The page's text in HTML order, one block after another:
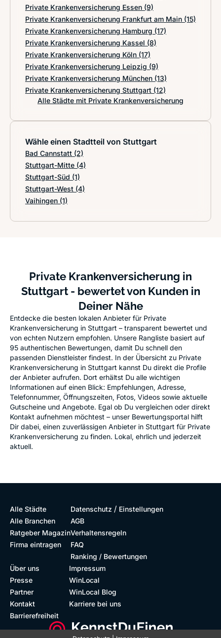
Private Krankenversicherung Essen (9)
Private Krankenversicherung Frankfurt am Main (15)
Private Krankenversicherung Hamburg (17)
Private Krankenversicherung Kassel (8)
Private Krankenversicherung Köln (17)
Private Krankenversicherung Leipzig (9)
Private Krankenversicherung München (13)
Private Krankenversicherung Stuttgart (12)
Alle Städte mit Private Krankenversicherung
Wähle einen Stadtteil von Stuttgart
Bad Cannstatt (2)
Stuttgart-Mitte (4)
Stuttgart-Süd (1)
Stuttgart-West (4)
Vaihingen (1)
Private Krankenversicherung in
Stuttgart - bewertet von Kunden in
Deiner Nähe
Entdecke die besten lokalen Anbieter für Private
Krankenversicherung in Stuttgart – transparent bewertet und
von echten Nutzern empfohlen. Unsere Rangliste basiert auf
95 authentischen Bewertungen, damit Du schnell den
passenden Dienstleister findest. In der Übersicht zu Private
Krankenversicherung in Stuttgart kannst Du direkt die Profile
der Anbieter aufrufen. Dort erhältst Du alle wichtigen
Informationen auf einen Blick: Empfehlungen, Adresse,
Telefonnummer, Öffnungszeiten, Fotos, Videos sowie aktuelle
Gutscheine und Angebote. Egal ob Du vergleichen oder direkt
Kontakt aufnehmen möchtest – unser Bewertungsportal hilft
Dir dabei, einen zuverlässigen Anbieter in Stuttgart für Private
Krankenversicherung zu finden. Lokal, ehrlich und jederzeit
aktuell.
Alle Städte
Alle Branchen
Ratgeber Magazin
Firma eintragen
Datenschutz / Einstellungen
AGB
Verhaltensregeln
FAQ
Ranking / Bewertungen
Über uns
Presse
Partner
Kontakt
Barrierefreiheit
Impressum
WinLocal
WinLocal Blog
Karriere bei uns